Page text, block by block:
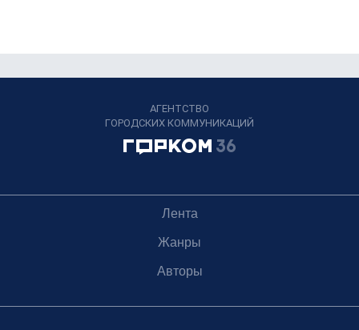
АГЕНТСТВО
ГОРОДСКИХ КОММУНИКАЦИЙ
Лента
Жанры
Авторы